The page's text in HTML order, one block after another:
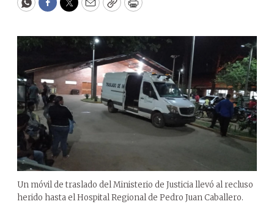
WhatsApp
Facebook
Twitter
EmailCopyPrint
Un móvil de traslado del Ministerio de Justicia llevó al recluso
herido hasta el Hospital Regional de Pedro Juan Caballero.